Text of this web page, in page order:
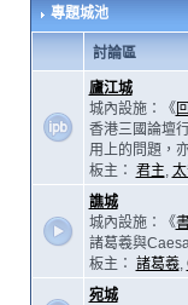
專題城池
討論區
廬江城
城內設施：《
香港三國論壇
用上的問題，
板主： 君主,
譙城
城內設施：《
諸葛羲與
板主： 諸葛羲,
宛城